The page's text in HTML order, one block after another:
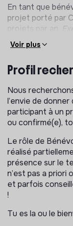
En tant que
projet porté par
projets par an.
ateliers cuisine
social entre
Le bénévole
lieu partenaire,
Conseil
binôme de
Le bénévole
évolution,
directement
bénévoles
Plus
à :
rédiger une
Voir plus
Profil
Nous
l’envie de
participant à un
ou confirmé(e),
Le rôle de
réalisé
présence sur le
n’est pas a priori
et parfois
!
Tu es la ou le